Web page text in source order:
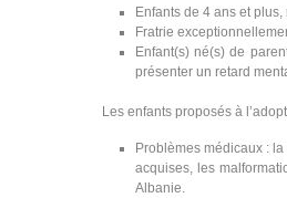
Enfants de 4 ans et
Fratrie
Enfant(s) né(s) de
présenter un retard
Les enfants proposés à
Problèmes médicaux :
acquises, les
Albanie.